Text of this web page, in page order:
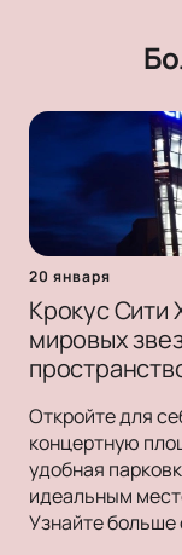
20 января
Крокус Сити
мировых
Откройте для
концертную
удобная
идеальным
Узнайте больше